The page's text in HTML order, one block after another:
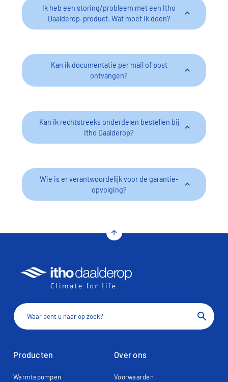
Ik heb een storing/probleem met een Itho
Daalderop-product. Wat moet ik doen?
Kan ik documentatie per mail of post
ontvangen?
Kan ik rechtstreeks onderdelen bestellen bij
Itho Daalderop?
Wie is er verantwoordelijk voor de garantie-
opvolging?
arrow_upward
search
Producten
Warmtepompen
Over ons
Voorwaarden